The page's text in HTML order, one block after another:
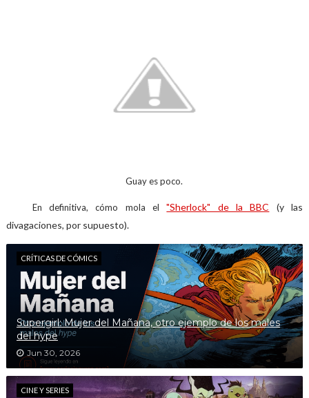
Guay es poco.
En definitiva, cómo mola el"Sherlock" de la BBC (y las
divagaciones, por supuesto).
CRÍTICAS DE CÓMICS
Supergirl: Mujer del Mañana, otro ejemplo de los males
del hype
Jun 30, 2026
CINE Y SERIES